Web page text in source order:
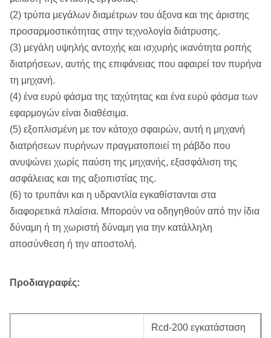
(2) τρύπα μεγάλων διαμέτρων του άξονα και της άριστης
προσαρμοστικότητας στην τεχνολογία διάτρυσης.
(3) μεγάλη υψηλής αντοχής και ισχυρής ικανότητα ροπής
διατρήσεων, αυτής της επιφάνειας που αφαιρεί τον πυρήνα
τη μηχανή.
(4) ένα ευρύ φάσμα της ταχύτητας και ένα ευρύ φάσμα των
εφαρμογών είναι διαθέσιμα.
(5) εξοπλισμένη με τον κάτοχο σφαιρών, αυτή η μηχανή
διατρήσεων πυρήνων πραγματοποιεί τη ράβδο που
ανυψώνει χωρίς παύση της μηχανής, εξασφάλιση της
ασφάλειας και της αξιοπιστίας της.
(6) το τρυπάνι και η υδραντλία εγκαθίστανται στα
διαφορετικά πλαίσια. Μπορούν να οδηγηθούν από την ίδια
δύναμη ή τη χωριστή δύναμη για την κατάλληλη
αποσύνθεση ή την αποστολή.
Προδιαγραφές:
Rcd-200 εγκατάσταση